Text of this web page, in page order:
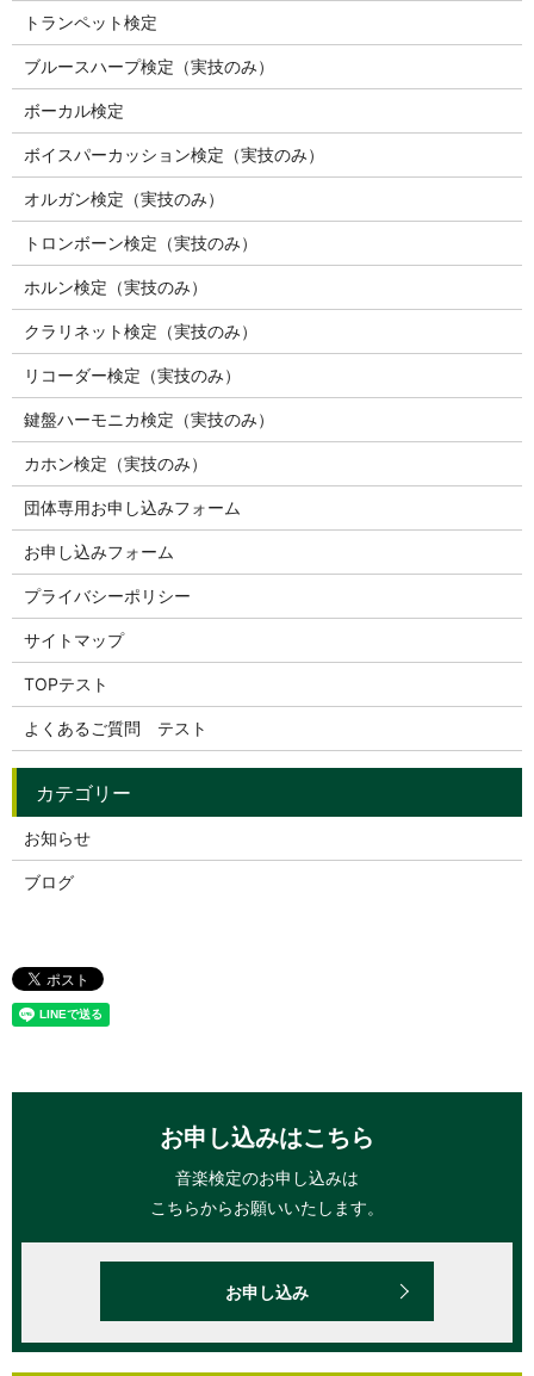
トランペット検定
ブルースハープ検定（実技のみ）
ボーカル検定
ボイスパーカッション検定（実技のみ）
オルガン検定（実技のみ）
トロンボーン検定（実技のみ）
ホルン検定（実技のみ）
クラリネット検定（実技のみ）
リコーダー検定（実技のみ）
鍵盤ハーモニカ検定（実技のみ）
カホン検定（実技のみ）
団体専用お申し込みフォーム
お申し込みフォーム
プライバシーポリシー
サイトマップ
TOPテスト
よくあるご質問 テスト
お知らせ
ブログ
お申し込みはこちら
音楽検定のお申し込みは
こちらからお願いいたします。
お申し込み